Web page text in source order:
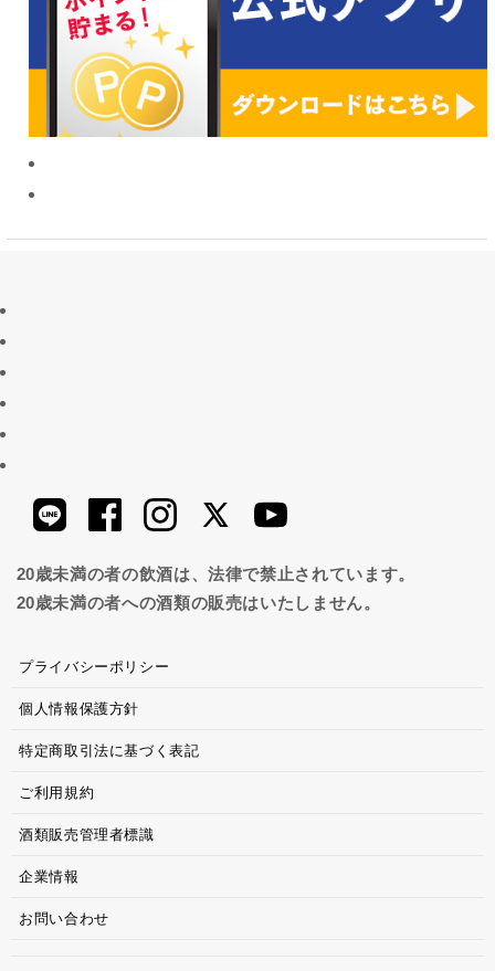
20歳未満の者の飲酒は、法律で禁止されています。
20歳未満の者への酒類の販売はいたしません。
プライバシーポリシー
個人情報保護方針
特定商取引法に基づく表記
ご利用規約
酒類販売管理者標識
企業情報
お問い合わせ